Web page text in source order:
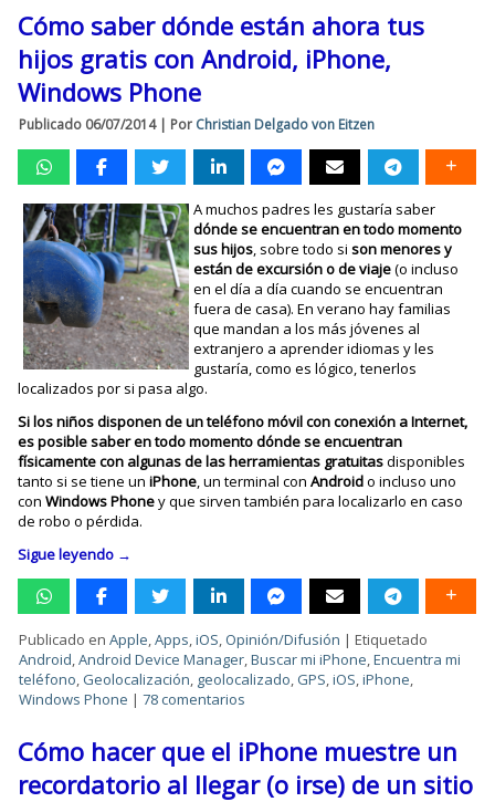
Cómo saber dónde están ahora tus
hijos gratis con Android, iPhone,
Windows Phone
Publicado 06/07/2014| Por Christian Delgado von Eitzen
A muchos padres les gustaría saber
dónde se encuentran en todo momento
sus hijos, sobre todo si son menores y
están de excursión o de viaje(o incluso
en el día a día cuando se encuentran
fuera de casa). En verano hay familias
que mandan a los más jóvenes al
extranjero a aprender idiomas y les
gustaría, como es lógico, tenerlos
localizados por si pasa algo.
Si los niños disponen de un teléfono móvil con conexión a Internet,
es posible saber en todo momento dónde se encuentran
físicamente con algunas de las herramientas gratuitasdisponibles
tanto si se tiene uniPhone , un terminal conAndroido incluso uno
conWindows Phoney que sirven también para localizarlo en caso
de robo o pérdida.
Sigue leyendo →
Publicado en Apple ,Apps ,iOS Opinión/Difusión |Etiquetado
Android ,Android Device Manager ,Buscar mi iPhone ,Encuentra mi
teléfono Geolocalización geolocalizado GPS ,iOS ,iPhone
Windows Phone |78 comentarios
Cómo hacer que el iPhone muestre un
recordatorio al llegar (o irse) de un sitio